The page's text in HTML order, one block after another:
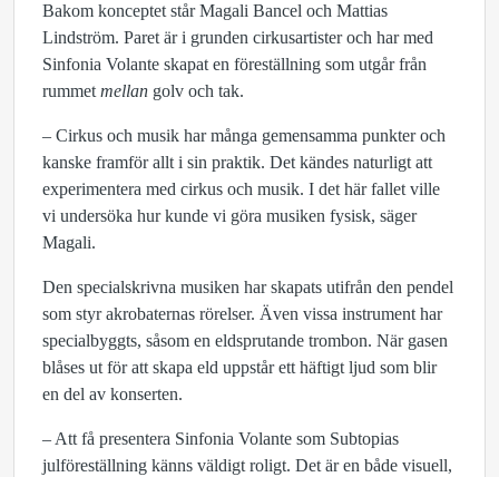
Bakom konceptet står Magali Bancel och Mattias
Lindström. Paret är i grunden cirkusartister och har med
Sinfonia Volante skapat en föreställning som utgår från
rummet mellan golv och tak.
– Cirkus och musik har många gemensamma punkter och
kanske framför allt i sin praktik. Det kändes naturligt att
experimentera med cirkus och musik. I det här fallet ville
vi undersöka hur kunde vi göra musiken fysisk, säger
Magali.
Den specialskrivna musiken har skapats utifrån den pendel
som styr akrobaternas rörelser. Även vissa instrument har
specialbyggts, såsom en eldsprutande trombon. När gasen
blåses ut för att skapa eld uppstår ett häftigt ljud som blir
en del av konserten.
– Att få presentera Sinfonia Volante som Subtopias
julföreställning känns väldigt roligt. Det är en både visuell,